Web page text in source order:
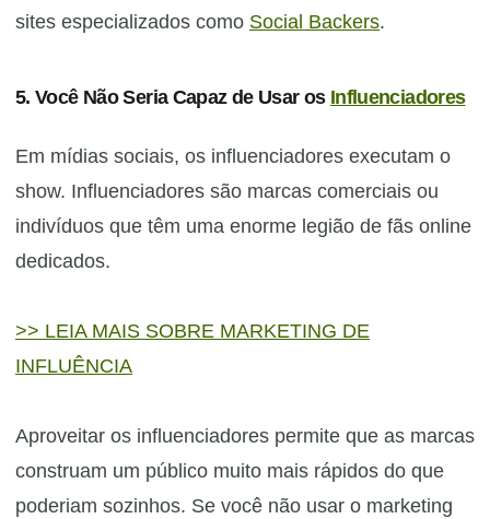
sites especializados como Social Backers.
5. Você Não Seria Capaz de Usar os Influenciadores
Em mídias sociais, os influenciadores executam o
show. Influenciadores são marcas comerciais ou
indivíduos que têm uma enorme legião de fãs online
dedicados.
>> LEIA MAIS SOBRE MARKETING DE
INFLUÊNCIA
Aproveitar os influenciadores permite que as marcas
construam um público muito mais rápidos do que
poderiam sozinhos. Se você não usar o marketing